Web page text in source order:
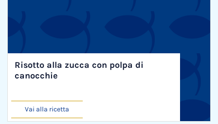
Risotto alla zucca con polpa di
canocchie
Vai alla ricetta